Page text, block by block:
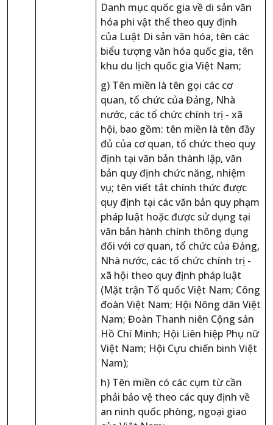
Danh mục quốc gia về di sản văn
hóa phi vật thể theo quy định
của Luật Di sản văn hóa, tên các
biểu tượng văn hóa quốc gia, tên
khu du lịch quốc gia Việt Nam;
g) Tên miền là tên gọi các cơ
quan, tổ chức của Đảng, Nhà
nước, các tổ chức chính trị - xã
hội, bao gồm: tên miền là tên đầy
đủ của cơ quan, tổ chức theo quy
định tại văn bản thành lập, văn
bản quy định chức năng, nhiệm
vụ; tên viết tắt chính thức được
quy định tại các văn bản quy phạm
pháp luật hoặc được sử dụng tại
văn bản hành chính thông dụng
đối với cơ quan, tổ chức của Đảng,
Nhà nước, các tổ chức chính trị -
xã hội theo quy định pháp luật
(Mặt trận Tổ quốc Việt Nam; Công
đoàn Việt Nam; Hội Nông dân Việt
Nam; Đoàn Thanh niên Cộng sản
Hồ Chí Minh; Hội Liên hiệp Phụ nữ
Việt Nam; Hội Cựu chiến binh Việt
Nam);
h) Tên miền có các cụm từ cần
phải bảo vệ theo các quy định về
an ninh quốc phòng, ngoại giao